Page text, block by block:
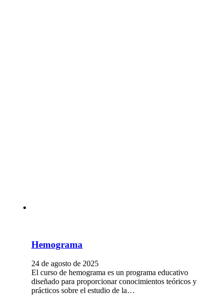
Hemograma
24 de agosto de 2025
El curso de hemograma es un programa educativo
diseñado para proporcionar conocimientos teóricos y
prácticos sobre el estudio de la…